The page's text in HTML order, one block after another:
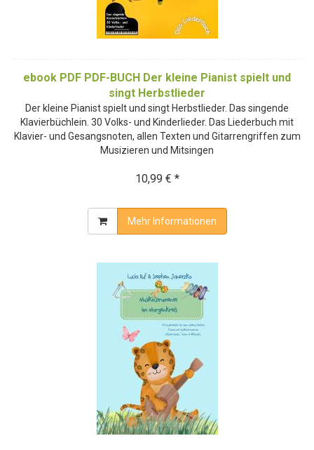
ebook PDF PDF-BUCH Der kleine Pianist spielt und
singt Herbstlieder
Der kleine Pianist spielt und singt Herbstlieder. Das singende
Klavierbüchlein. 30 Volks- und Kinderlieder. Das Liederbuch mit
Klavier- und Gesangsnoten, allen Texten und Gitarrengriffen zum
Musizieren und Mitsingen
10,99 € *
Mehr Informationen